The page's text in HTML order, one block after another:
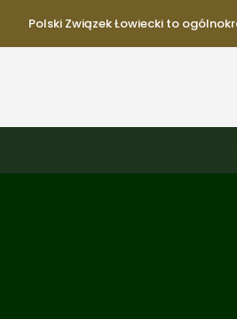
Polski Związek Łowiecki to